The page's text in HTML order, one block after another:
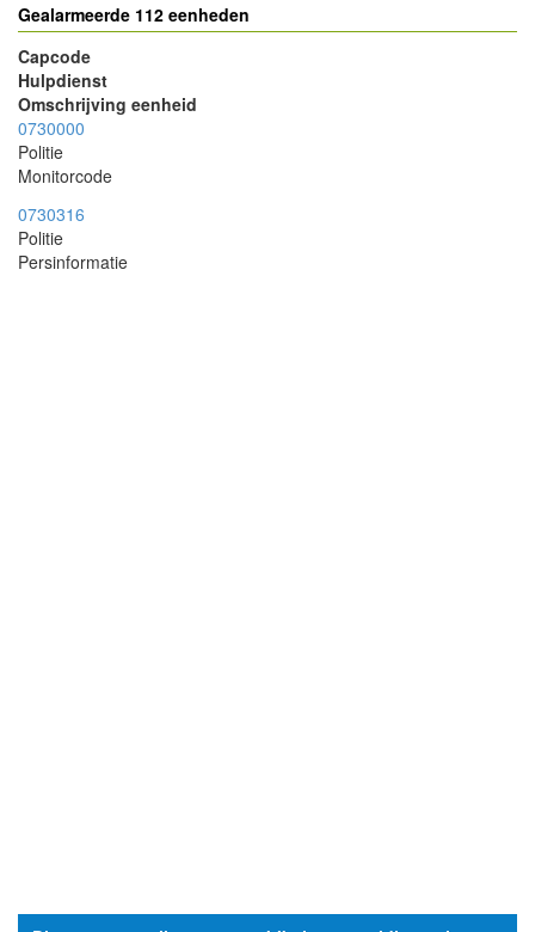
Gealarmeerde 112 eenheden
Capcode
Hulpdienst
Omschrijving eenheid
0730000
Politie
Monitorcode
0730316
Politie
Persinformatie